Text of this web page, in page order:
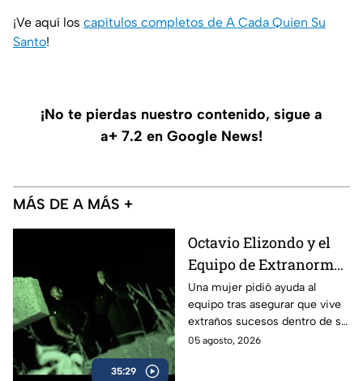
¡Ve aquí los capítulos completos de A Cada Quien Su
Santo!
¡No te pierdas nuestro contenido, sigue a
a+ 7.2 en Google News!
MÁS DE A MÁS +
35:29
Octavio Elizondo y el
Equipo de Extranormal
investigan un presunto
caso de brujería que
aterra a una familia
Una mujer pidió ayuda al
equipo tras asegurar que vive
extraños sucesos dentro de su
casa.
05 agosto, 2026